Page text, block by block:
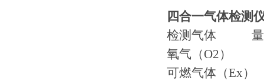
四合一气体检测
检测气体
氧气（O2）
可燃气体（Ex